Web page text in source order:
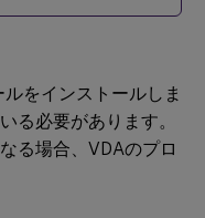
をインストールしま
る必要があります。
る場合、VDAのプロ